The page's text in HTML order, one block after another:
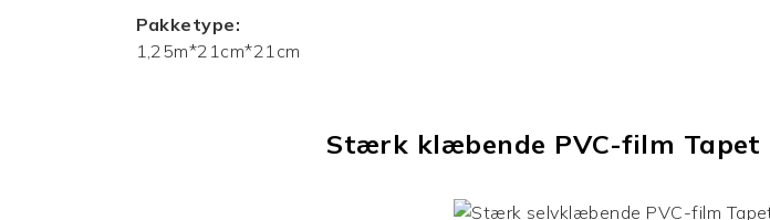
Pakketype:
1,25m*21cm*21cm
Stærk klæbende PVC-film Tapet